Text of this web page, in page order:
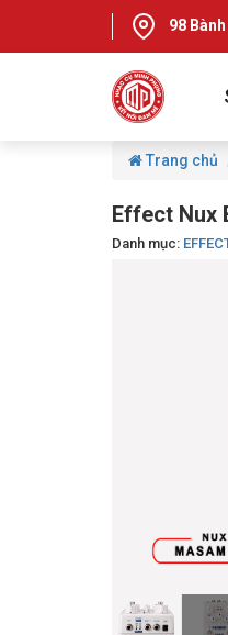
98
Trang chủ
Effect Nux
Danh mục: